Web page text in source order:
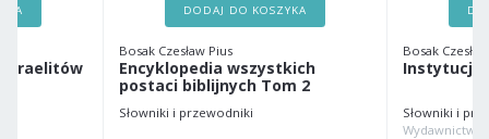
Izraelitów
DODAJ DO KOSZYKA
Bosak Czesław Pius
Encyklopedia wszystkich
postaci biblijnych Tom 2
Słowniki i przewodniki
Bosak
Instytucje
Słowniki i